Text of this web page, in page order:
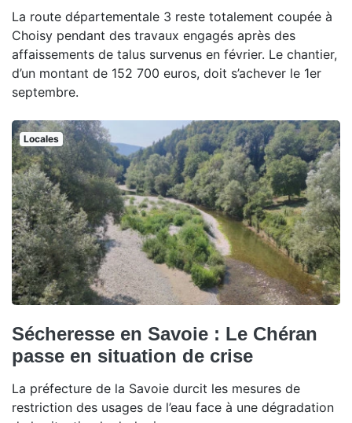
La route départementale 3 reste totalement coupée à
Choisy pendant des travaux engagés après des
affaissements de talus survenus en février. Le chantier,
d’un montant de 152 700 euros, doit s’achever le 1er
septembre.
Locales
Sécheresse en Savoie : Le Chéran
passe en situation de crise
La préfecture de la Savoie durcit les mesures de
restriction des usages de l’eau face à une dégradation